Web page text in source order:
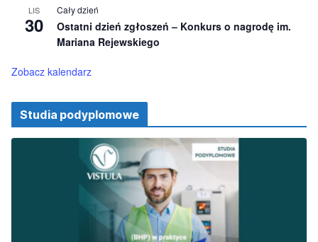
o
n
e
LIS
30
Cały dzień
Ostatni dzień zgłoszeń – Konkurs o nagrodę im.
Mariana Rejewskiego
Zobacz kalendarz
Studia podyplomowe